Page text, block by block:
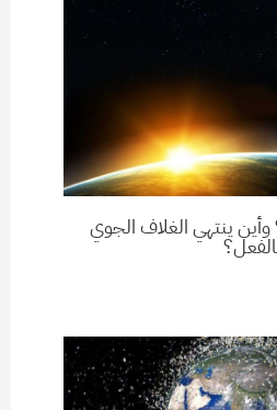
ينتهي الغلاف الجوي